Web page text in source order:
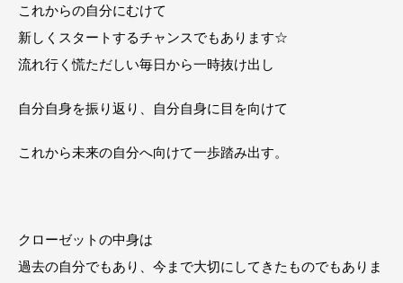
これからの自分にむけて
新しくスタートするチャンスでもあります☆
流れ行く慌ただしい毎日から一時抜け出し
自分自身を振り返り、自分自身に目を向けて
これから未来の自分へ向けて一歩踏み出す。
クローゼットの中身は
過去の自分でもあり、今まで大切にしてきたものでもありま